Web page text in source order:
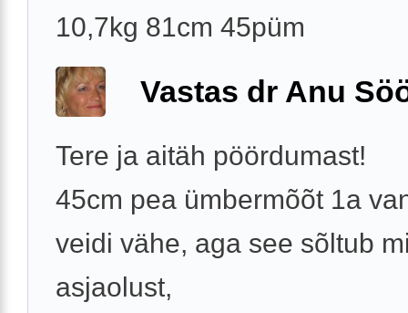
10,7kg 81cm 45püm
Vastas dr Anu
Tere ja aitäh pöördumast!
45cm pea ümbermõõt 1a
veidi vähe, aga see sõltub
asjaolust,